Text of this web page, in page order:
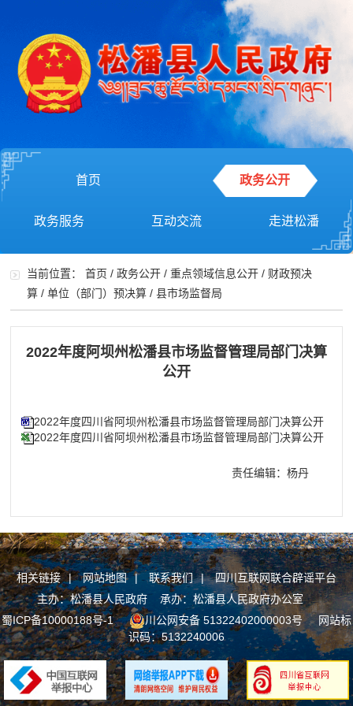
首页 政务公开
政务服务 互动交流 走进松潘
当前位置：首页 /政务公开 /重点领域信息公开 / 财政预决
算 /单位（部门）预决算 /县市场监督局
2022年度阿坝州松潘县市场监督管理局部门决算
公开
2022年度四川省阿坝州松潘县市场监督管理局部门决算公开
2022年度四川省阿坝州松潘县市场监督管理局部门决算公开
责任编辑：杨丹
相关链接 | 网站地图 | 联系我们 |
四川互联网联合辟谣平台
主办：松潘县人民政府 承办：松潘县人民政府办公室
蜀ICP备10000188号-1
川公网安备 51322402000003号网站标
识码：5132240006